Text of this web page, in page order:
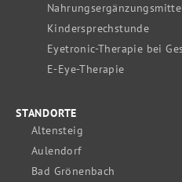
Kindersprechstunde
Eyetronic-Therapie bei
E-Eye-Therapie
STANDORTE
Altensteig
Aulendorf
Bad Grönenbach